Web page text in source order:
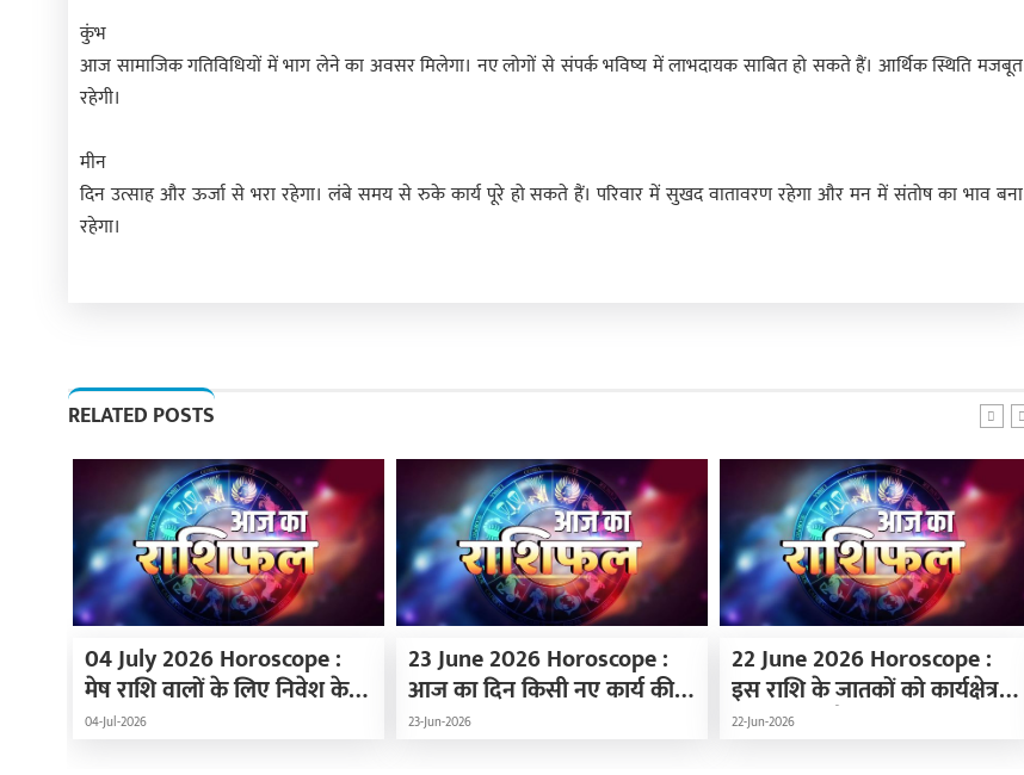
कुंभ
आज सामाजिक गतिविधियों में भाग लेने का अवसर मिलेगा। नए लोगों से संपर्क भविष्य में लाभदायक साबित हो सकते हैं। आर्थिक स्थिति मजबूत
रहेगी।
मीन
दिन उत्साह और ऊर्जा से भरा रहेगा। लंबे समय से रुके कार्य पूरे हो सकते हैं। परिवार में सुखद वातावरण रहेगा और मन में संतोष का भाव बना
रहेगा।
RELATED POSTS
04 July 2026 Horoscope :
मेष राशि वालों के लिए निवेश के
योग, धनु राशि वाले अपने स्वास्थ्य
04-Jul-2026
23 June 2026 Horoscope :
आज का दिन किसी नए कार्य की
शुरुआत के लिए काफी अनुकूल,
23-Jun-2026
22 June 2026 Horoscope :
इस राशि के जातकों को कार्यक्षेत्र में
मिल सकती है नई जिम्मेदारी,
22-Jun-2026